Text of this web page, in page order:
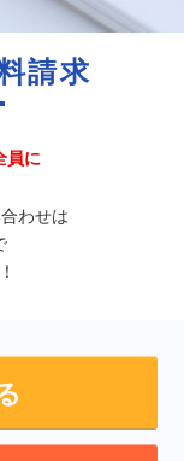
請求
員に
わせは